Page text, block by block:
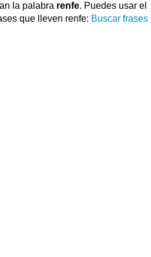
la palabra renfe. Puedes usar el
que lleven renfe: Buscar frases